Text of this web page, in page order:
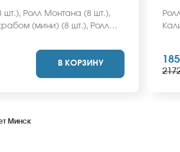
шт.), Ролл Монтана (8 шт.),
(мини) (8 шт.), Ролл
забудьте заказать
и соевый соус. Они не
заказа. *Внешний вид
В КОРЗИНУ
с
Минск